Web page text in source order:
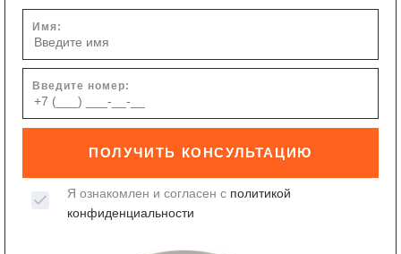
Имя:
Введите номер:
ПОЛУЧИТЬ КОНСУЛЬТАЦИЮ
Я ознакомлен и согласен с политикой
конфиденциальности